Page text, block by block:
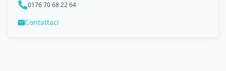
0176 70 68 22 64
Contattaci